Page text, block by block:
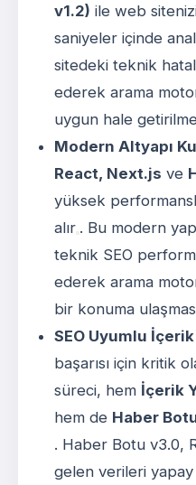
v1.2) ile web
saniyeler içinde
sitedeki teknik
ederek arama
uygun hale
Modern Altyapı
React, Next.js ve
yüksek
alır . Bu modern
teknik SEO
ederek arama
bir konuma
SEO Uyumlu
başarısı için kritik
süreci, hem İçerik
hem de Haber
. Haber Botu v3.0,
gelen verileri